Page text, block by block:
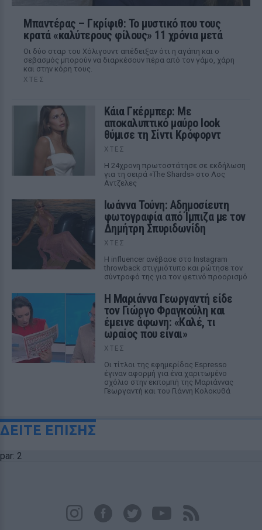
Μπαντέρας – Γκρίφιθ: Το μυστικό που τους
κρατά «καλύτερους φίλους» 11 χρόνια μετά
Οι δύο σταρ του Χόλιγουντ απέδειξαν ότι η αγάπη και ο
σεβασμός μπορούν να διαρκέσουν πέρα από τον γάμο, χάρη
και στην κόρη τους.
ΧΤΕΣ
Κάια Γκέρμπερ: Με
αποκαλυπτικό μαύρο look
θύμισε τη Σίντι Κρόφορντ
ΧΤΕΣ
Η 24χρονη πρωτοστάτησε σε εκδήλωση
για τη σειρά «The Shards» στο Λος
Αντζελες
Ιωάννα Τούνη: Αδημοσίευτη
φωτογραφία από Ίμπιζα με τον
Δημήτρη Σπυριδωνίδη
ΧΤΕΣ
Η influencer ανέβασε στο Instagram
throwback στιγμιότυπο και ρώτησε τον
σύντροφό της για τον φετινό προορισμό
Η Μαριάννα Γεωργαντή είδε
τον Γιώργο Φραγκούλη και
έμεινε άφωνη: «Καλέ, τι
ωραίος που είναι»
ΧΤΕΣ
Οι τίτλοι της εφημερίδας Espresso
έγιναν αφορμή για ένα χαριτωμένο
σχόλιο στην εκπομπή της Μαριάννας
Γεωργαντή και του Γιάννη Κολοκυθά
ΔΕΙΤΕ ΕΠΙΣΗΣ
par: 2